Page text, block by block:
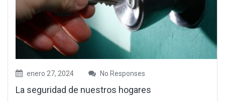
enero 27, 2024 No Responses
La seguridad de nuestros hogares